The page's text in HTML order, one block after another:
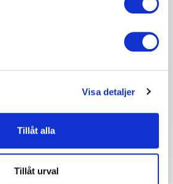
Visa detaljer
Tillåt alla
Tillåt urval